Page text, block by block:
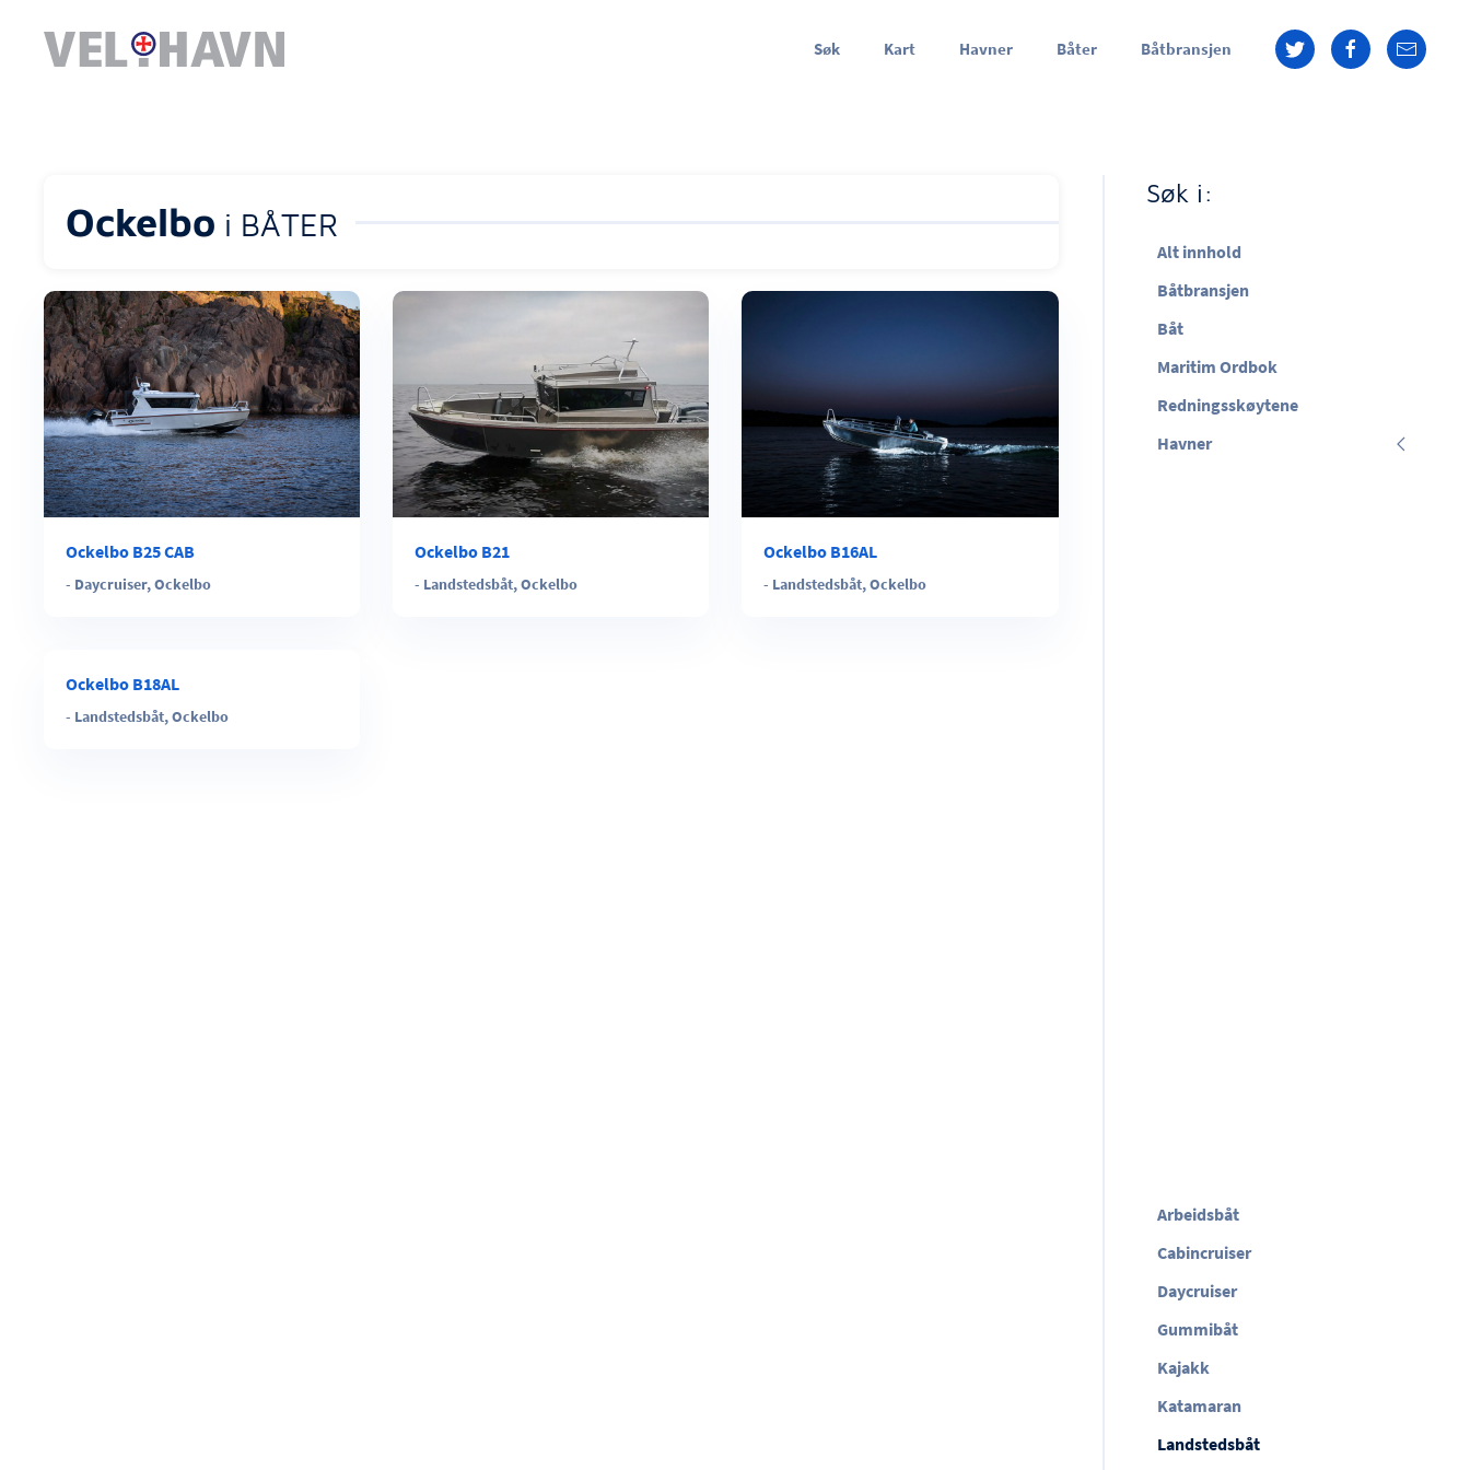
Søk Kart Havner Båter Båtbransjen
Ockelbo i BÅTER
Ockelbo B25 CAB
- Daycruiser,Ockelbo
Ockelbo B21
- Landstedsbåt,Ockelbo
Ockelbo B16AL
- Landstedsbåt,Ockelbo
Ockelbo B18AL
- Landstedsbåt,Ockelbo
Søk i:
Alt innhold
Båtbransjen
Båt
Maritim Ordbok
Redningsskøytene
Havner
Arbeidsbåt
Cabincruiser
Daycruiser
Gummibåt
Kajakk
Katamaran
Landstedsbåt